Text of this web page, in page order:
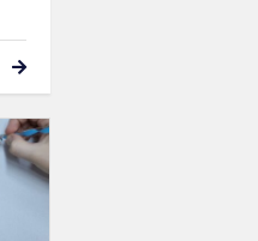
Trečiokai
kūrė
kalėdinius